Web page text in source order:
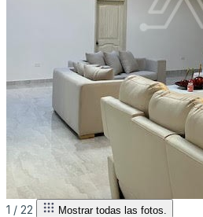
1 / 22 Mostrar todas las fotos.